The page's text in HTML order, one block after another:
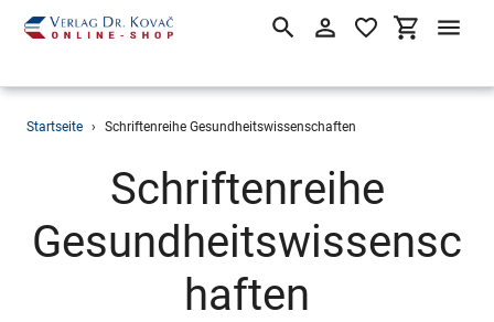
Direkt
SuchenEinloggen
Startseite › Schriftenreihe Gesundheitswissenschaften
S
a
Schriftenreihe
Gesundheitswissensc
haften